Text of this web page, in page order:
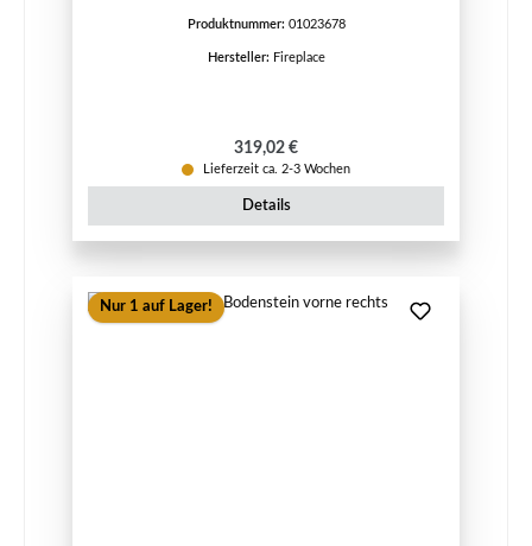
Produktnummer: 01023678
Hersteller: Fireplace
Regulärer Preis:
319,02 €
Lieferzeit ca. 2-3 Wochen
Details
Nur 1 auf Lager!